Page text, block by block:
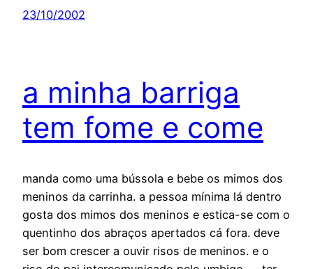
23/10/2002
a minha barriga
tem fome e come
manda como uma bússola e bebe os mimos dos
meninos da carrinha. a pessoa mínima lá dentro
gosta dos mimos dos meninos e estica-se com o
quentinho dos abraços apertados cá fora. deve
ser bom crescer a ouvir risos de meninos. e o